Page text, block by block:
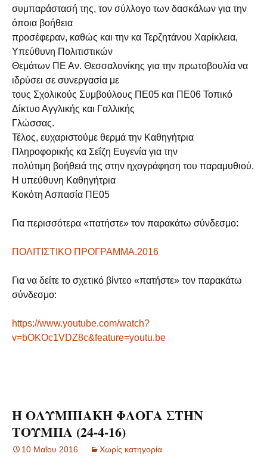
συμπαράστασή της, τον σύλλογο των δασκάλων για την
όποια βοήθεια
προσέφεραν, καθώς και την κα Τερζητάνου Χαρίκλεια,
Υπεύθυνη Πολιτιστικών
Θεμάτων ΠΕ Αν. Θεσσαλονίκης για την πρωτοβουλία να
ιδρύσει σε συνεργασία με
τους Σχολικούς Συμβούλους ΠΕ05 και ΠΕ06 Τοπικό
Δίκτυο Αγγλικής και Γαλλικής
Γλώσσας.
Τέλος, ευχαριστούμε θερμά την Καθηγήτρια
Πληροφορικής κα Σεΐζη Ευγενία για την
πολύτιμη βοήθειά της στην ηχογράφηση του παραμυθιού.
Η υπεύθυνη Καθηγήτρια
Κοκότη Ασπασία ΠΕ05
Για περισσότερα «πατήστε» τον παρακάτω σύνδεσμο:
ΠΟΛΙΤΙΣΤΙΚΟ ΠΡΟΓΡΑΜΜΑ.2016
Για να δείτε το σχετικό βίντεο «πατήστε» τον παρακάτω
σύνδεσμο:
https://www.youtube.com/watch?
v=bOKOc1VDZ8c&feature=youtu.be
Η ΟΛΥΜΠΙΑΚΗ ΦΛΟΓΑ ΣΤΗΝ
ΤΟΥΜΠΑ (24-4-16)
10 Μαΐου 2016 Χωρίς κατηγορία